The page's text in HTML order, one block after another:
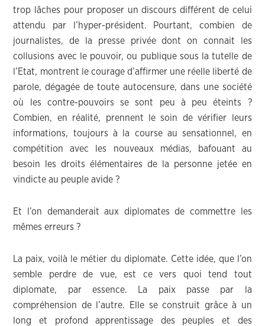
trop lâches pour proposer un discours différent de celui
attendu par l’hyper-président. Pourtant, combien de
journalistes, de la presse privée dont on connait les
collusions avec le pouvoir, ou publique sous la tutelle de
l’Etat, montrent le courage d’affirmer une réelle liberté de
parole, dégagée de toute autocensure, dans une société
où les contre-pouvoirs se sont peu à peu éteints ?
Combien, en réalité, prennent le soin de vérifier leurs
informations, toujours à la course au sensationnel, en
compétition avec les nouveaux médias, bafouant au
besoin les droits élémentaires de la personne jetée en
vindicte au peuple avide ?
Et l’on demanderait aux diplomates de commettre les
mêmes erreurs ?
La paix, voilà le métier du diplomate. Cette idée, que l’on
semble perdre de vue, est ce vers quoi tend tout
diplomate, par essence. La paix passe par la
compréhension de l’autre. Elle se construit grâce à un
long et profond apprentissage des peuples et des